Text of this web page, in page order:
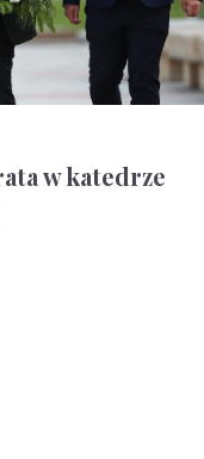
w katedrze